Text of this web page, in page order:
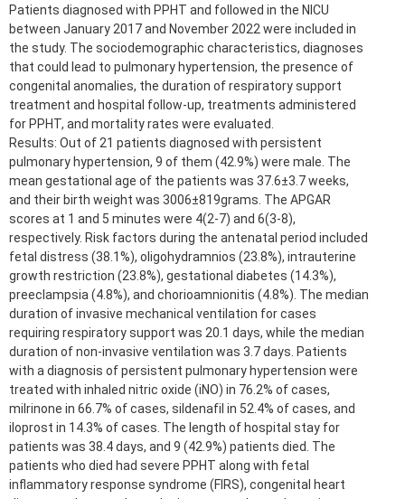
Patients diagnosed with PPHT and followed in the NICU
between January 2017 and November 2022 were included in
the study. The sociodemographic characteristics, diagnoses
that could lead to pulmonary hypertension, the presence of
congenital anomalies, the duration of respiratory support
treatment and hospital follow-up, treatments administered
for PPHT, and mortality rates were evaluated.
Results: Out of 21 patients diagnosed with persistent
pulmonary hypertension, 9 of them (42.9%) were male. The
mean gestational age of the patients was 37.6±3.7 weeks,
and their birth weight was 3006±819grams. The APGAR
scores at 1 and 5 minutes were 4(2-7) and 6(3-8),
respectively. Risk factors during the antenatal period included
fetal distress (38.1%), oligohydramnios (23.8%), intrauterine
growth restriction (23.8%), gestational diabetes (14.3%),
preeclampsia (4.8%), and chorioamnionitis (4.8%). The median
duration of invasive mechanical ventilation for cases
requiring respiratory support was 20.1 days, while the median
duration of non-invasive ventilation was 3.7 days. Patients
with a diagnosis of persistent pulmonary hypertension were
treated with inhaled nitric oxide (iNO) in 76.2% of cases,
milrinone in 66.7% of cases, sildenafil in 52.4% of cases, and
iloprost in 14.3% of cases. The length of hospital stay for
patients was 38.4 days, and 9 (42.9%) patients died. The
patients who died had severe PPHT along with fetal
inflammatory response syndrome (FIRS), congenital heart